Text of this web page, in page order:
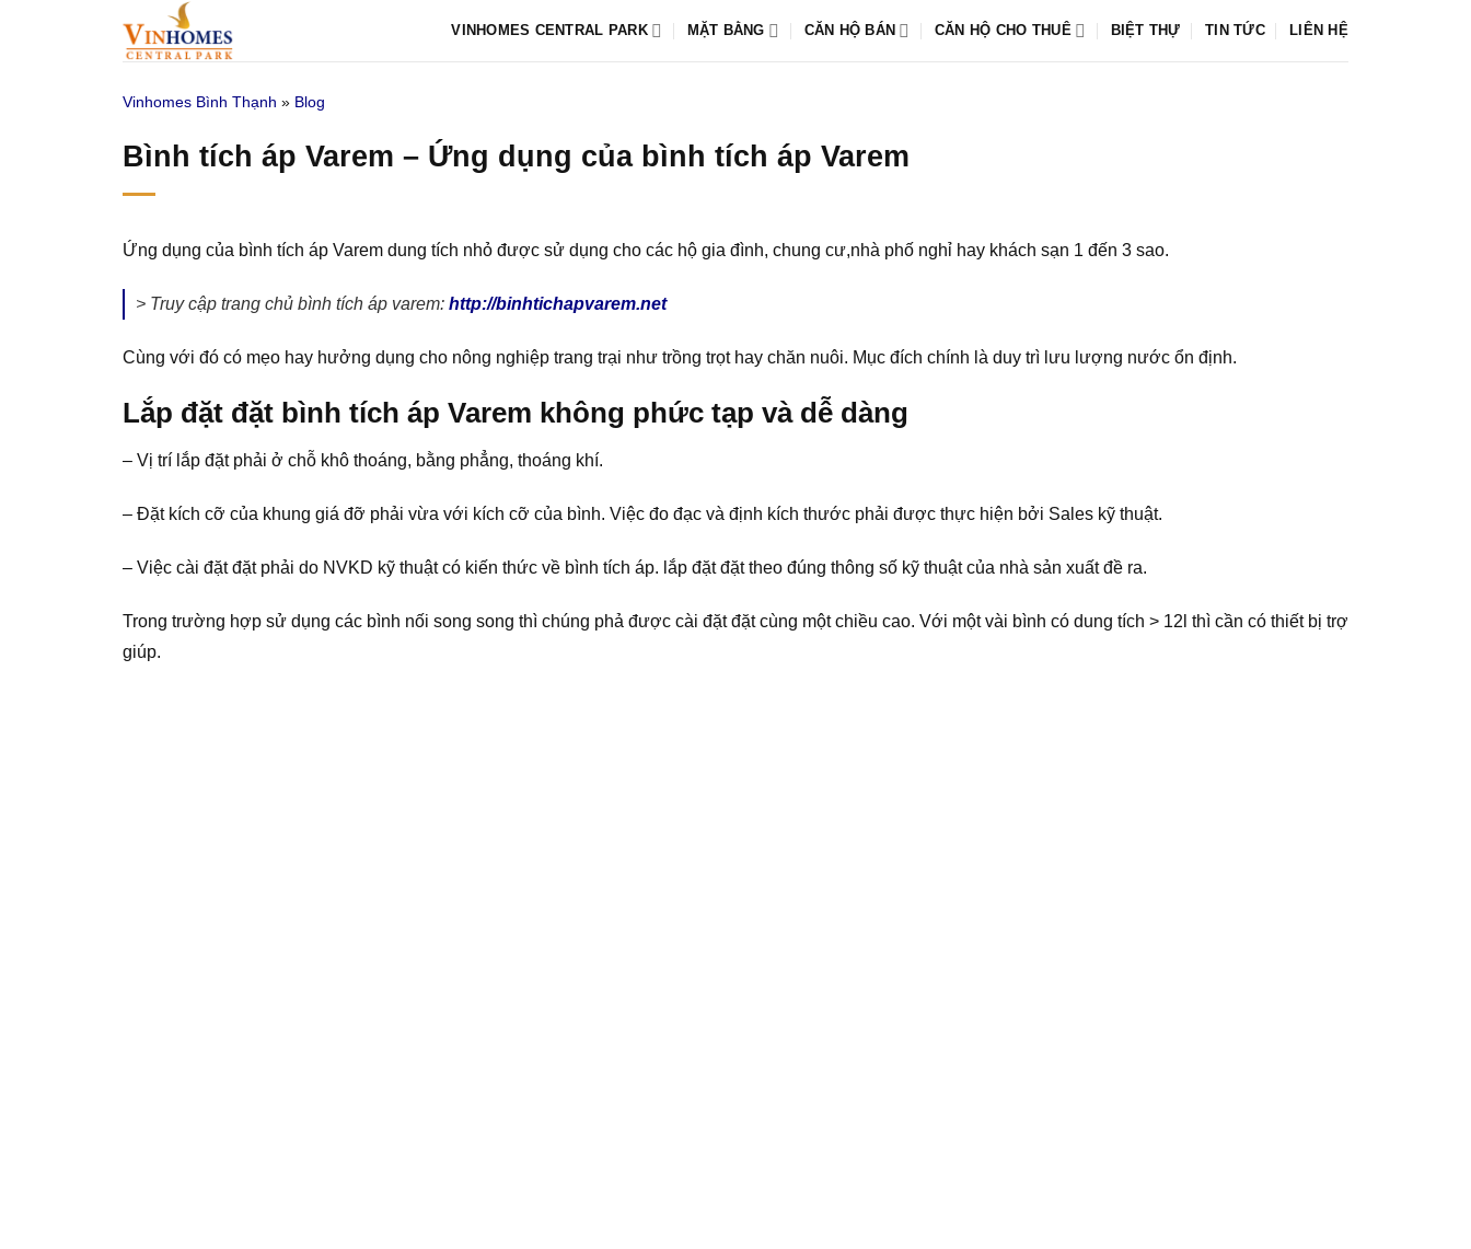
VINHOMES CENTRAL PARK MẶT BẰNG CĂN HỘ BÁN CĂN HỘ CHO THUÊ BIỆT THỰ TIN TỨC LIÊN HỆ
Vinhomes Bình Thạnh » Blog
Bình tích áp Varem – Ứng dụng của bình tích áp Varem
Ứng dụng của bình tích áp Varem dung tích nhỏ được sử dụng cho các hộ gia đình, chung cư,nhà phố nghỉ hay khách sạn 1 đến 3 sao.
> Truy cập trang chủ bình tích áp varem: http://binhtichapvarem.net
Cùng với đó có mẹo hay hưởng dụng cho nông nghiệp trang trại như trồng trọt hay chăn nuôi. Mục đích chính là duy trì lưu lượng nước ổn định.
Lắp đặt đặt bình tích áp Varem không phức tạp và dễ dàng
– Vị trí lắp đặt phải ở chỗ khô thoáng, bằng phẳng, thoáng khí.
– Đặt kích cỡ của khung giá đỡ phải vừa với kích cỡ của bình. Việc đo đạc và định kích thước phải được thực hiện bởi Sales kỹ thuật.
– Việc cài đặt đặt phải do NVKD kỹ thuật có kiến thức về bình tích áp. lắp đặt đặt theo đúng thông số kỹ thuật của nhà sản xuất đề ra.
Trong trường hợp sử dụng các bình nối song song thì chúng phả được cài đặt đặt cùng một chiều cao. Với một vài bình có dung tích > 12l thì cần có thiết bị trợ
giúp.